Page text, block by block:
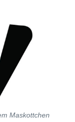
Maskottchen